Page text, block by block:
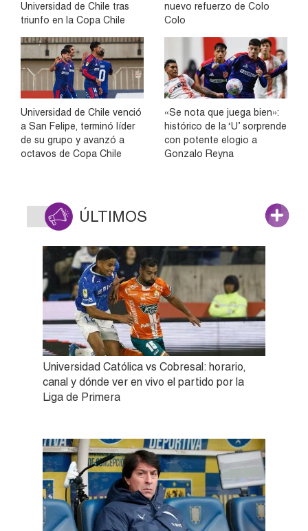
Universidad de Chile tras
triunfo en la Copa Chile
nuevo refuerzo de Colo
Colo
Universidad de Chile venció
a San Felipe, terminó líder
de su grupo y avanzó a
octavos de Copa Chile
«Se nota que juega bien»:
histórico de la ‘U’ sorprende
con potente elogio a
Gonzalo Reyna
ÚLTIMOS
Universidad Católica vs Cobresal: horario,
canal y dónde ver en vivo el partido por la
Liga de Primera